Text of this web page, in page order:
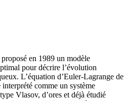
en 1989 un modèle
pour décrire l’évolution
L’équation d’Euler-Lagrange de
comme un système
Vlasov, d’ores et déjà étudié